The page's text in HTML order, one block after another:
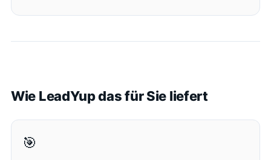
Wie LeadYup das für Sie liefert
🎯